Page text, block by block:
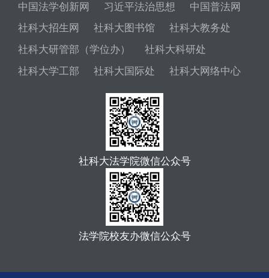
中国法学创新网
习近平法治思想
中国普法网
社科大招生网
社科大图书馆
社科大教务处
社科大研管部（学位办）
社科大科研处
社科大学工部
社科大国际处 社科大网络中心
社科大法学院微信公众号
法学院校友办微信公众号